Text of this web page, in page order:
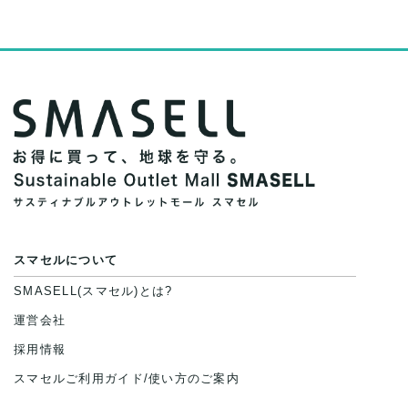
スマセルについて
SMASELL(スマセル)とは?
運営会社
採用情報
スマセルご利用ガイド/使い方のご案内